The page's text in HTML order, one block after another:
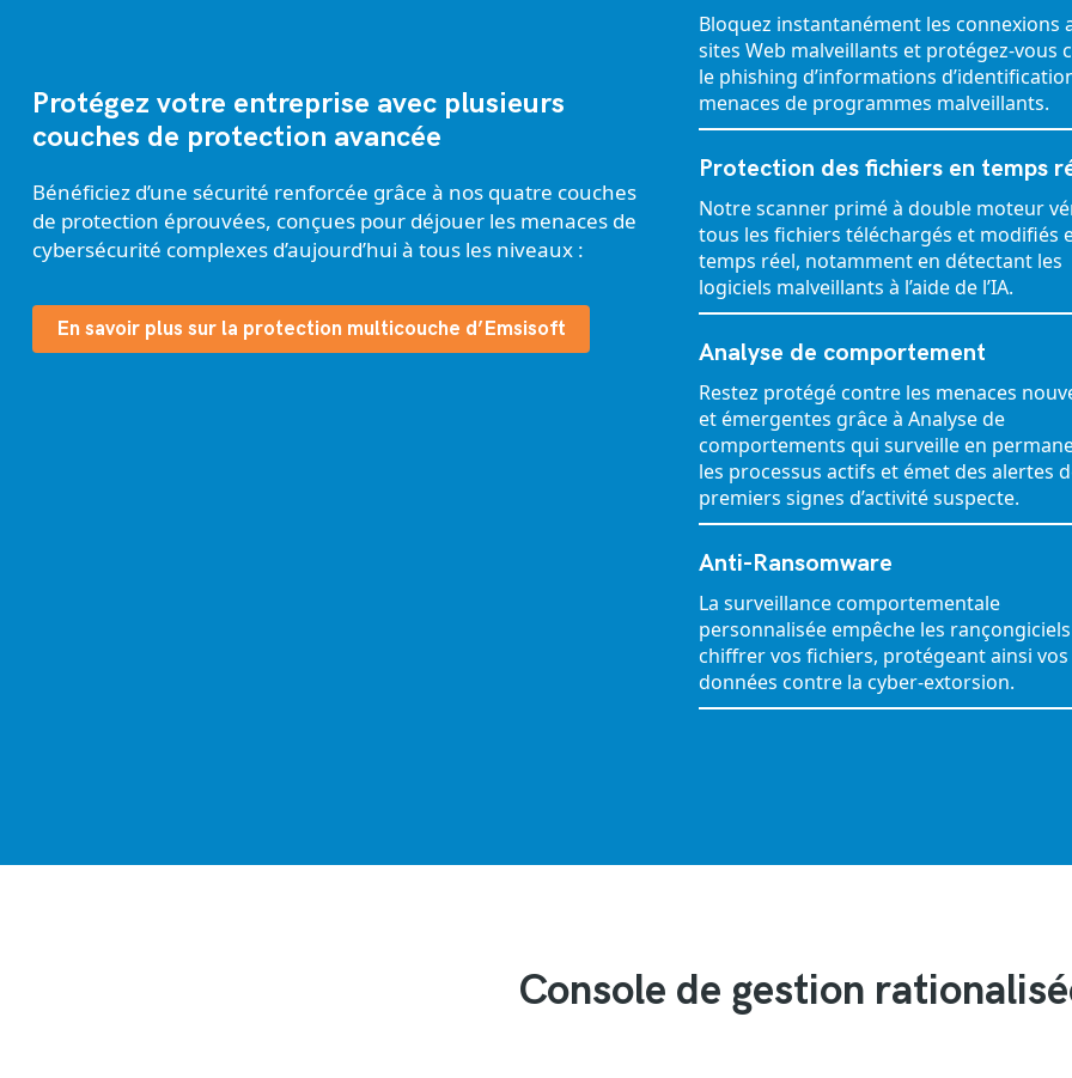
Protégez votre entreprise avec plusieurs
couches de protection avancée
Bénéficiez d’une sécurité renforcée grâce à nos quatre couches
de protection éprouvées, conçues pour déjouer les menaces de
cybersécurité complexes d’aujourd’hui à tous les niveaux :
En savoir plus sur la protection multicouche d’Emsisoft
Bloquez instantanément les connexions
sites Web malveillants et protégez-vous
le phishing d’informations
menaces de programmes malveillants.
Protection des fichiers en temps
Notre scanner primé à double moteur
tous les fichiers téléchargés et modifiés
temps réel, notamment en détectant les
logiciels malveillants à l’aide de l’IA.
Analyse de comportement
Restez protégé contre les menaces
et émergentes grâce à Analyse de
comportements qui surveille en
les processus actifs et émet des alertes
premiers signes d’activité suspecte.
Anti-Ransomware
La surveillance comportementale
personnalisée empêche les
chiffrer vos fichiers, protégeant ainsi vos
données contre la cyber-extorsion.
Console de gestion